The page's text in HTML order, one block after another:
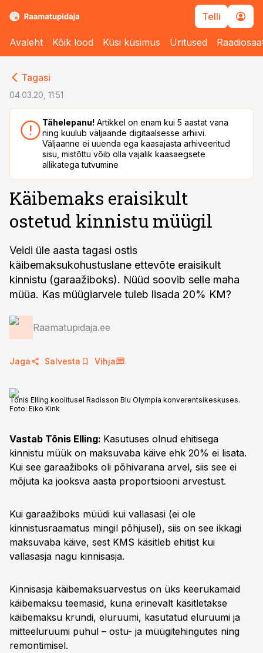
Telli
Avaleht Kõik lood Küsi küsimus Üritused
Tagasi
04.03.20, 11:51
Tähelepanu! Artikkel on enam kui 5 aastat vana
ning kuulub väljaande digitaalsesse arhiivi.
Väljaanne ei uuenda ega kaasajasta arhiveeritud
sisu, mistõttu võib olla vajalik kaasaegsete
allikatega tutvumine
Käibemaks eraisikult
ostetud kinnistu müügil
Veidi üle aasta tagasi ostis
käibemaksukohustuslane ettevõte eraisikult
kinnistu (garaažiboks). Nüüd soovib selle maha
müüa. Kas müügiarvele tuleb lisada 20% KM?
Raamatupidaja.ee
Jaga Salvesta Vihja
Tõnis Elling koolitusel Radisson Blu Olympia konverentsikeskuses.
Foto: Eiko Kink
Vastab Tõnis Elling: Kasutuses olnud ehitisega
kinnistu müük on maksuvaba käive ehk 20% ei lisata.
Kui see garaažiboks oli põhivarana arvel, siis see ei
mõjuta ka jooksva aasta proportsiooni arvestust.
Kui garaažiboks müüdi kui vallasasi (ei ole
kinnistusraamatus mingil põhjusel), siis on see ikkagi
maksuvaba käive, sest KMS käsitleb ehitist kui
vallasasja nagu kinnisasja.
Kinnisasja käibemaksuarvestus on üks keerukamaid
käibemaksu teemasid, kuna erinevalt käsitletakse
käibemaksu krundi, eluruumi, kasutatud eluruumi ja
mitteeluruumi puhul – ostu- ja müügitehingutes ning
remontimisel.